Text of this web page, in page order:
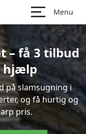
Menu
– få 3 tilbud
hjælp
på slamsugning i
og få hurtig og
pris.